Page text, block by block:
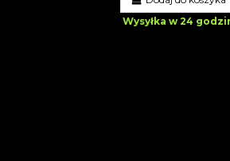
Wysyłka w 24